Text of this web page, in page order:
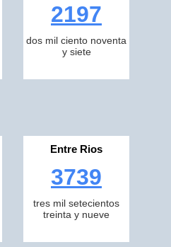
2197
dos mil ciento noventa
y siete
Entre Rios
3739
tres mil setecientos
treinta y nueve